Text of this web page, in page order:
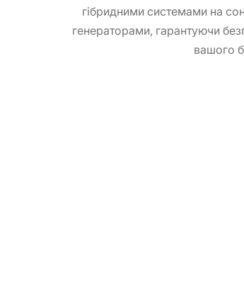
гібридними системами на
генераторами, гарантуючи
вашого